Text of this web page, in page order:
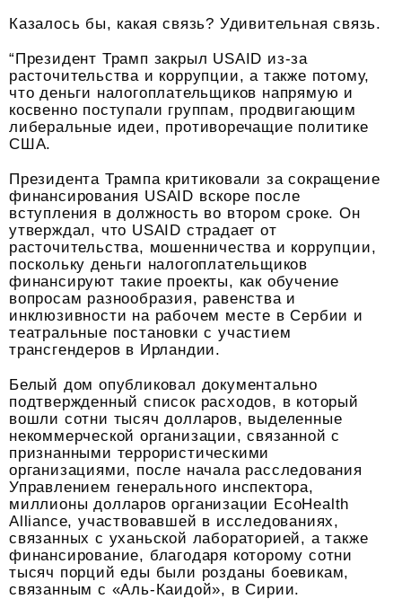
Казалось бы, какая связь? Удивительная связь.
“Президент Трамп закрыл USAID из-за
расточительства и коррупции, а также потому,
что деньги налогоплательщиков напрямую и
косвенно поступали группам, продвигающим
либеральные идеи, противоречащие политике
США.
Президента Трампа критиковали за сокращение
финансирования USAID вскоре после
вступления в должность во втором сроке. Он
утверждал, что USAID страдает от
расточительства, мошенничества и коррупции,
поскольку деньги налогоплательщиков
финансируют такие проекты, как обучение
вопросам разнообразия, равенства и
инклюзивности на рабочем месте в Сербии и
театральные постановки с участием
трансгендеров в Ирландии.
Белый дом опубликовал документально
подтвержденный список расходов, в который
вошли сотни тысяч долларов, выделенные
некоммерческой организации, связанной с
признанными террористическими
организациями, после начала расследования
Управлением генерального инспектора,
миллионы долларов организации EcoHealth
Alliance, участвовавшей в исследованиях,
связанных с уханьской лабораторией, а также
финансирование, благодаря которому сотни
тысяч порций еды были розданы боевикам,
связанным с «Аль-Каидой», в Сирии.